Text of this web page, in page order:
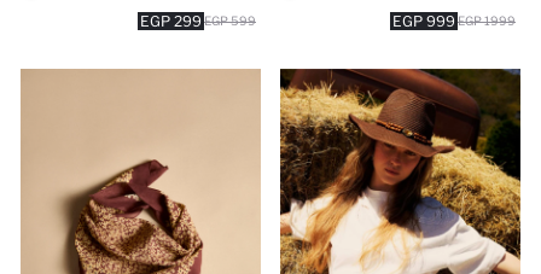
999 EGP 1999 EGP
299 EGP 599 EGP